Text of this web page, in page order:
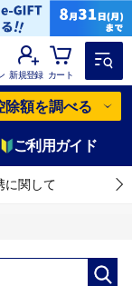
新規登録 カート
除額を調べる
ご利用ガイド
に関して